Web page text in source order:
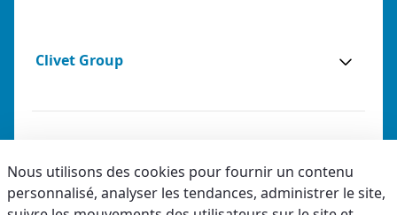
Clivet Group
Privacy
Nous utilisons des cookies pour fournir un contenu
personnalisé, analyser les tendances, administrer le site,